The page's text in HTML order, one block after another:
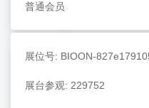
普通会员
展位号: BIOON-
展台参观: 229752